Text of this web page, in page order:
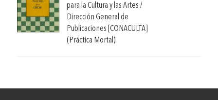
para la Cultura y las Artes /
Dirección General de
Publicaciones [CONACULTA]
(Práctica Mortal).